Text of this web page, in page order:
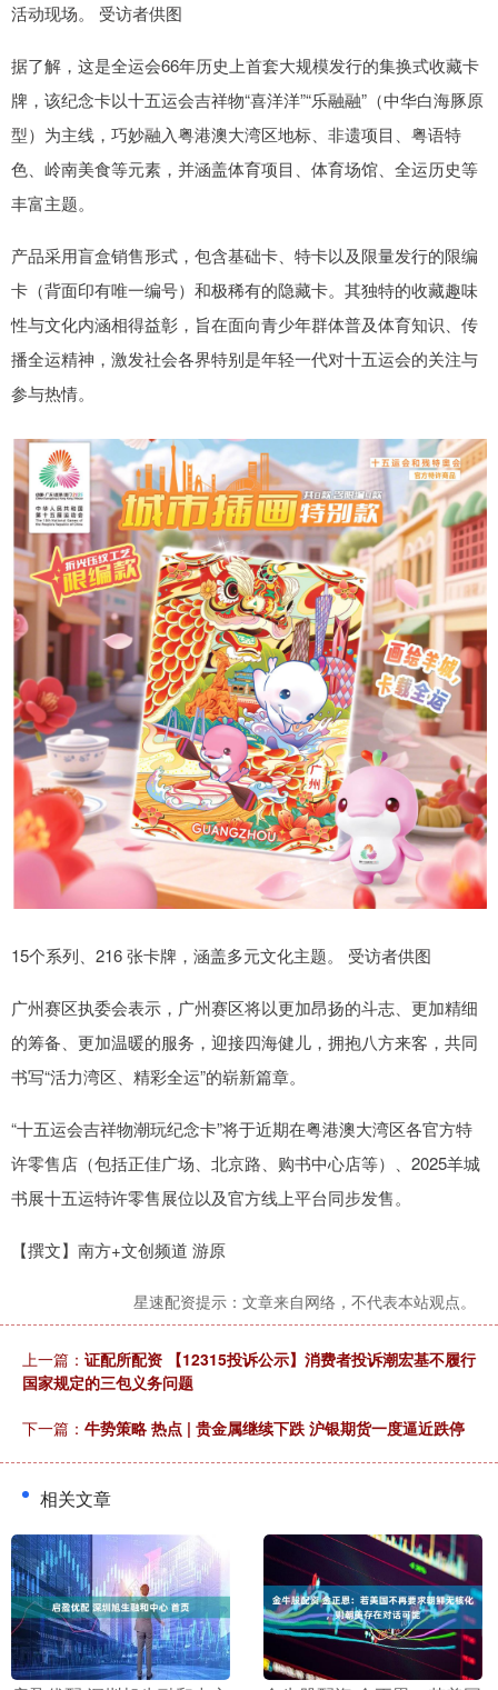
活动现场。 受访者供图
据了解，这是全运会66年历史上首套大规模发行的集换式收藏卡
牌，该纪念卡以十五运会吉祥物“喜洋洋”“乐融融”（中华白海豚原
型）为主线，巧妙融入粤港澳大湾区地标、非遗项目、粤语特
色、岭南美食等元素，并涵盖体育项目、体育场馆、全运历史等
丰富主题。
产品采用盲盒销售形式，包含基础卡、特卡以及限量发行的限编
卡（背面印有唯一编号）和极稀有的隐藏卡。其独特的收藏趣味
性与文化内涵相得益彰，旨在面向青少年群体普及体育知识、传
播全运精神，激发社会各界特别是年轻一代对十五运会的关注与
参与热情。
15个系列、216 张卡牌，涵盖多元文化主题。 受访者供图
广州赛区执委会表示，广州赛区将以更加昂扬的斗志、更加精细
的筹备、更加温暖的服务，迎接四海健儿，拥抱八方来客，共同
书写“活力湾区、精彩全运”的崭新篇章。
“十五运会吉祥物潮玩纪念卡”将于近期在粤港澳大湾区各官方特
许零售店（包括正佳广场、北京路、购书中心店等）、2025羊城
书展十五运特许零售展位以及官方线上平台同步发售。
【撰文】南方+文创频道 游原
星速配资提示：文章来自网络，不代表本站观点。
上一篇： 证配所配资 【12315投诉公示】消费者投诉潮宏基不履行
国家规定的三包义务问题
下一篇： 牛势策略 热点 | 贵金属继续下跌 沪银期货一度逼近跌停
相关文章